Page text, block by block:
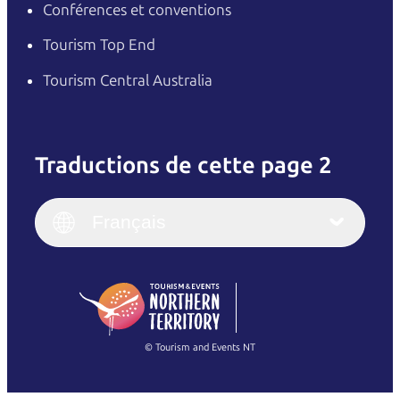
Conférences et conventions
Tourism Top End
Tourism Central Australia
Traductions de cette page 2
English
(Singapore)
Français
Italiano
繁體中文
© Tourism and Events NT